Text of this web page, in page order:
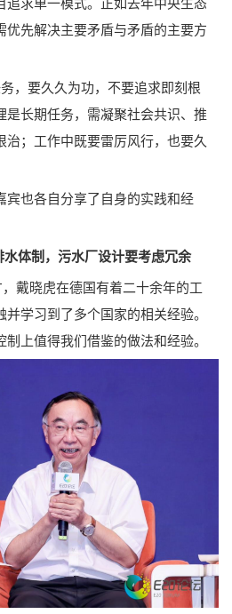
追求单一模式。正如去年中央生态
优先解决主要矛盾与矛盾的主要方
，要久久为功，不要追求即刻根
是长期任务，需凝聚社会共识、推
治；工作中既要雷厉风行，也要久
宾也各自分享了自身的实践和经
体制，污水厂设计要考虑冗余
戴晓虎在德国有着二十余年的工
学习到了多个国家的相关经验。
上值得我们借鉴的做法和经验。